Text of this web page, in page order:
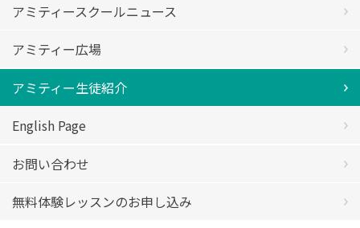
アミティースクールニュース
アミティー広場
アミティー生徒紹介
English Page
お問い合わせ
無料体験レッスンのお申し込み